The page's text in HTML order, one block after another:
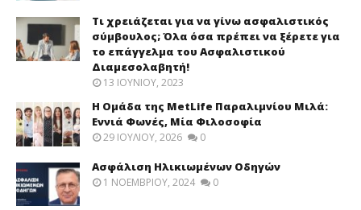
Τι χρειάζεται για να γίνω ασφαλιστικός
σύμβουλος; Όλα όσα πρέπει να ξέρετε για
το επάγγελμα του Ασφαλιστικού
Διαμεσολαβητή!
13 ΙΟΥΝΊΟΥ, 2023
Η Ομάδα της MetLife Παραλιμνίου Μιλά:
Εννιά Φωνές, Μία Φιλοσοφία
29 ΙΟΥΛΊΟΥ, 2026 0
Ασφάλιση Ηλικιωμένων Οδηγών
1 ΝΟΕΜΒΡΊΟΥ, 2024 0